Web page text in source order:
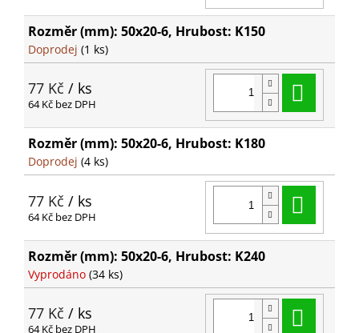
Rozměr (mm): 50x20-6, Hrubost: K150
Doprodej (1 ks)
77 Kč / ks
64 Kč bez DPH
Rozměr (mm): 50x20-6, Hrubost: K180
Doprodej (4 ks)
77 Kč / ks
64 Kč bez DPH
Rozměr (mm): 50x20-6, Hrubost: K240
Vyprodáno (34 ks)
77 Kč / ks
64 Kč bez DPH